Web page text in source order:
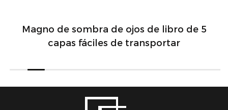
Magno de sombra de ojos de libro de 5
capas fáciles de transportar